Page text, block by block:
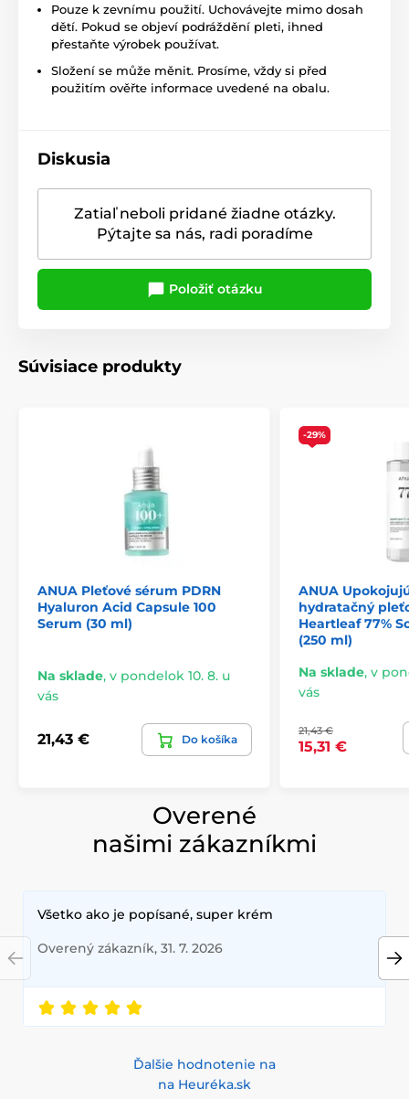
Pouze k zevnímu použití. Uchovávejte mimo dosah
dětí. Pokud se objeví podráždění pleti, ihned
přestaňte výrobek používat.
Složení se může měnit. Prosíme, vždy si před
použitím ověřte informace uvedené na obalu.
Diskusia
Zatiaľ neboli pridané žiadne otázky.
Pýtajte sa nás, radi poradíme
Položiť otázku
Súvisiace produkty
ANUA Pleťové sérum PDRN
Hyaluron Acid Capsule 100
Serum (30 ml)
Na sklade, v pondelok 10. 8. u
vás
21,43 € Do košíka
-29%
ANUA
hydratačný
Heartleaf 77%
(250 ml)
Na sklade, v
vás
21,43 €
15,31 €
Overené
našimi zákazníkmi
Všetko ako je popísané, super krém
Overený zákazník, 31. 7. 2026
Ďalšie hodnotenie na
na Heuréka.sk